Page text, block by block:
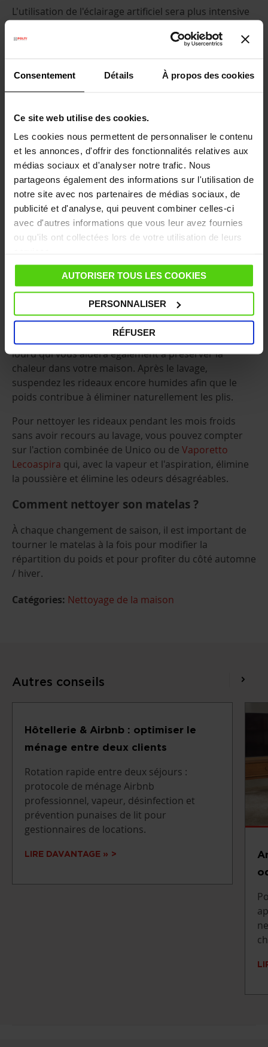
Consentement Détails À propos des cookies
Ce site web utilise des cookies.
Les cookies nous permettent de personnaliser le contenu
et les annonces, d'offrir des fonctionnalités relatives aux
médias sociaux et d'analyser notre trafic. Nous
partageons également des informations sur l'utilisation de
notre site avec nos partenaires de médias sociaux, de
publicité et d'analyse, qui peuvent combiner celles-ci
avec d'autres informations que vous leur avez fournies
ou qu'ils ont collectées lors de votre utilisation de leurs
AUTORISER TOUS LES COOKIES
PERSONNALISER
RÉFUSER
L'utilisation de l'éclairage artificiel sera plus intensive
les ampoules
fonctionnent, même les plus à
alternatives à faible impact énergétique.
Comment nettoyer le four ?
Après la pause forcée dictée par la chaleur
estivale, les fours sont à nouveau sollicités en
automne pour produire des desserts et des mets
délicats qui réchauffent et parfument agréablement
la maison.
Nous allons vous expliquer comment obtenir un four
propre et brillant sans utiliser de produits chimiques
dangereux ? Avec la vapeur de Vaporetto qui détache
et dissout la saleté incrustée en utilisant uniquement
Comment nettoyer les rideaux ?
C'est le moment idéal pour changer les rideaux de
votre salon : assortissez-les au nouveau look
d'automne de vos pièces et optez pour un tissu plus
lourd qui vous aidera également à préserver la
chaleur dans votre maison. Après le lavage,
suspendez les rideaux encore humides afin que le
poids contribue à éliminer naturellement les plis.
Pour nettoyer les rideaux pendant les mois froids
sans avoir recours au lavage, vous pouvez compter
sur l'action combinée de Unico ou de Vaporetto
Lecoaspira qui, avec la vapeur et l'aspiration, élimine
la poussière et élimine les odeurs désagréables.
Comment nettoyer son matelas ?
À chaque changement de saison, il est important de
tourner le matelas à la fois pour modifier la
répartition du poids et pour profiter du côté automne
/ hiver.
Catégories: Nettoyage de la maison
Autres conseils
Hôtellerie & Airbnb : optimiser le
ménage entre deux clients
Rotation rapide entre deux séjours :
protocole de ménage Airbnb
professionnel, vapeur, désinfection et
prévention punaises de lit pour
gestionnaires de locations.
LIRE DAVANTAGE »